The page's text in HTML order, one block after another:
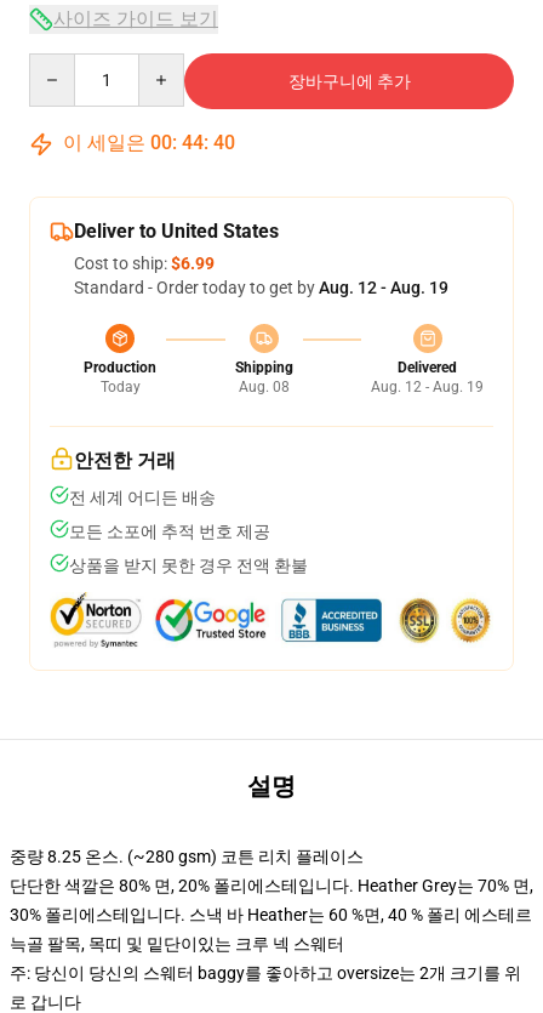
사이즈 가이드 보기
장바구니에 추가
이 세일은 00: 44: 39
Deliver to United States
Cost to ship:$6.99
Standard - Order today to get byAug. 12 - Aug. 19
Production
Today
Shipping
Aug. 08
Delivered
Aug. 12 - Aug. 19
안전한 거래
전 세계 어디든 배송
모든 소포에 추적 번호 제공
상품을 받지 못한 경우 전액 환불
설명
중량 8.25 온스. (~280 gsm) 코튼 리치 플레이스
단단한 색깔은 80% 면, 20% 폴리에스테입니다. Heather Grey는 70% 면,
30% 폴리에스테입니다. 스낵 바 Heather는 60 %면, 40 % 폴리 에스테르
늑골 팔목, 목띠 및 밑단이있는 크루 넥 스웨터
주: 당신이 당신의 스웨터 baggy를 좋아하고 oversize는 2개 크기를 위
로 갑니다